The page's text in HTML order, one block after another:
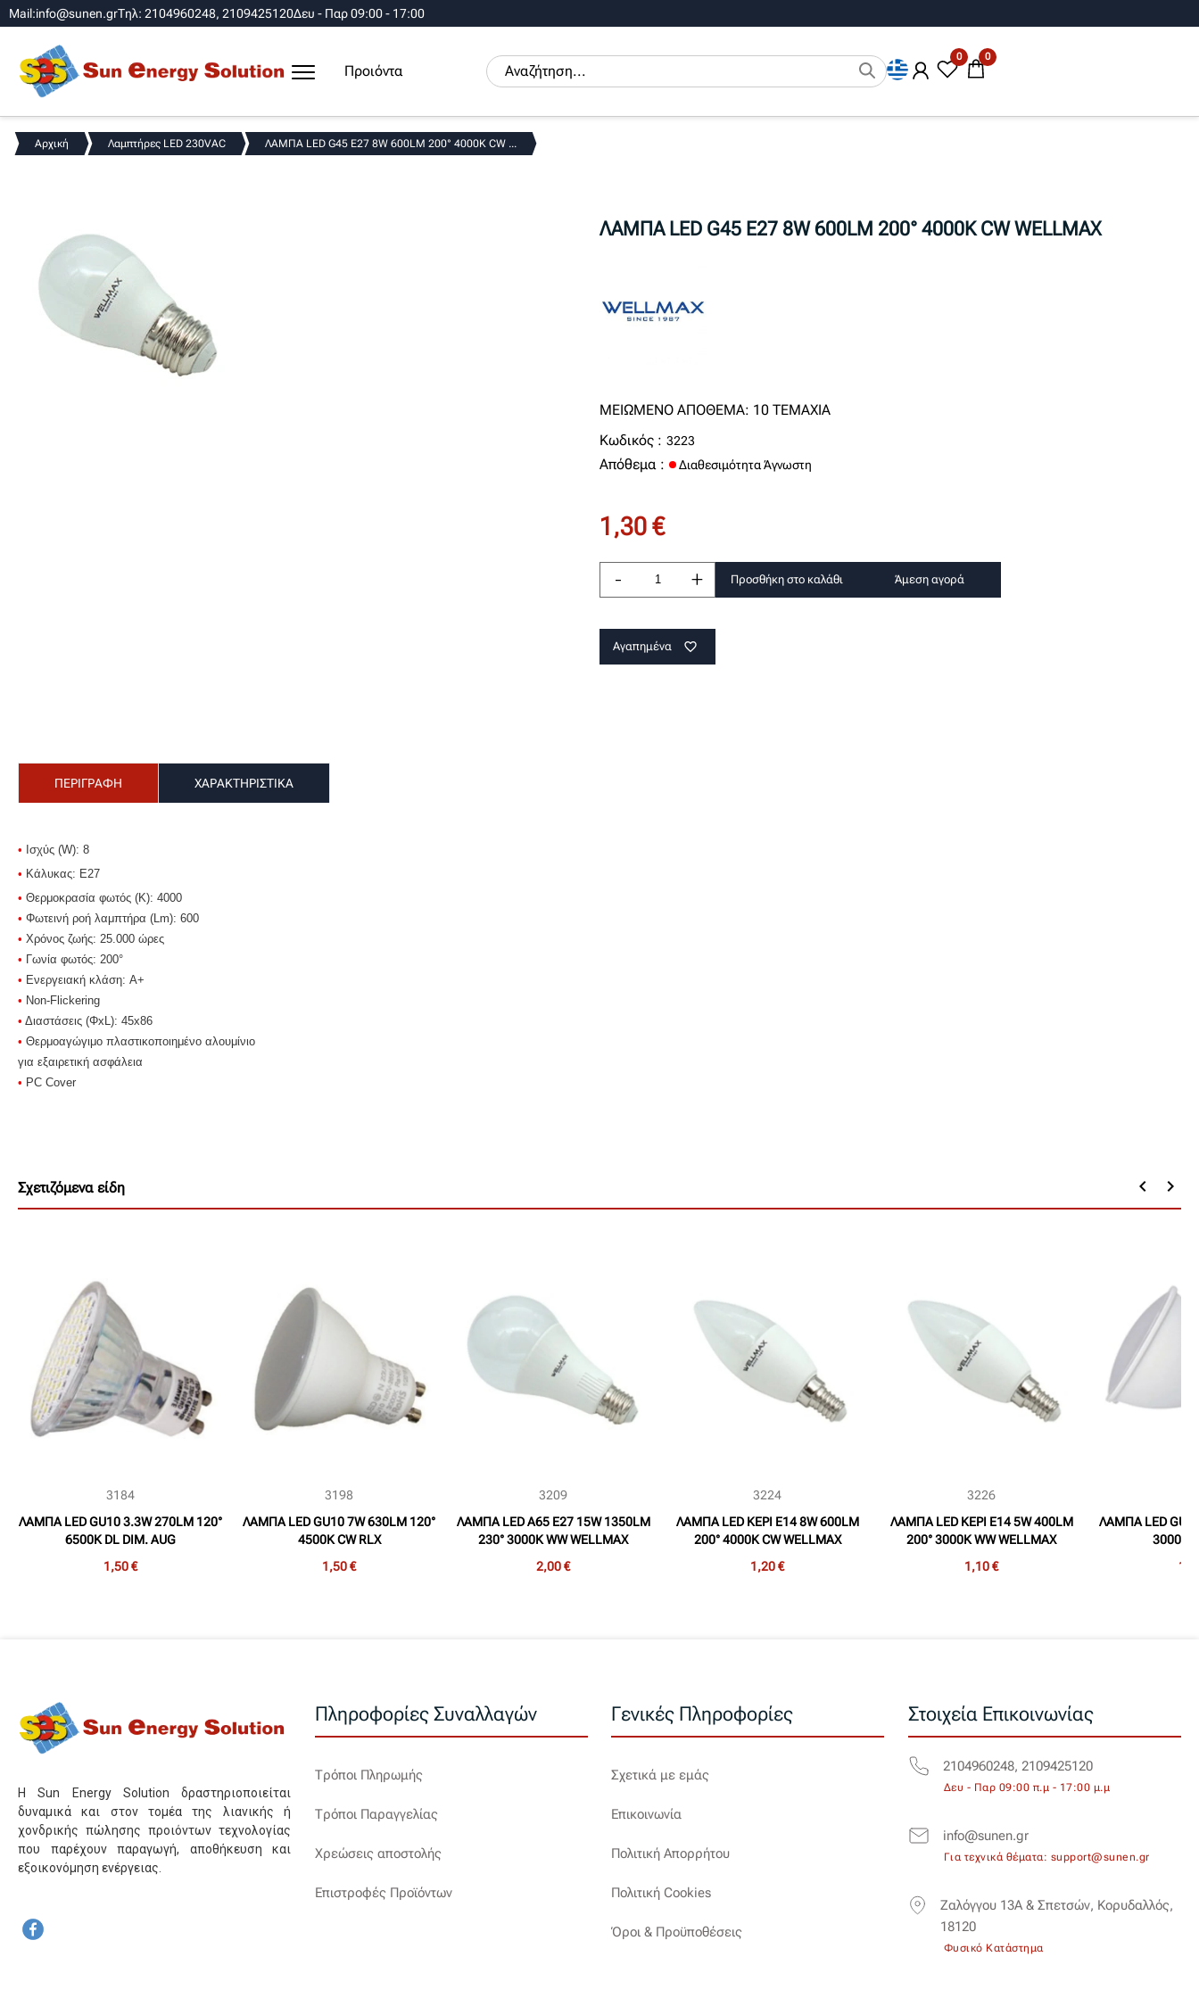
Mail:info@sunen.grΤηλ: 2104960248, 2109425120Δευ - Παρ 09:00 - 17:00
Προιόντα
0 0
Αρχική Λαμπτήρες LED 230VAC ΛΑΜΠΑ LED G45 E27 8W 600LM 200° 4000K CW ...
ΛΑΜΠΑ LED G45 E27 8W 600LM 200° 4000K CW WELLMAX
ΜΕΙΩΜΕΝΟ ΑΠΟΘΕΜΑ: 10 ΤΕΜΑΧΙΑ
Κωδικός : 3223
Απόθεμα : Διαθεσιμότητα Άγνωστη
1,30 €
- + Προσθήκη στο καλάθι Άμεση αγορά
Αγαπημένα favorite_border
ΠΕΡΙΓΡΑΦΗ ΧΑΡΑΚΤΗΡΙΣΤΙΚΑ
• Ισχύς (W): 8
• Κάλυκας: Ε27
• Θερμοκρασία φωτός (Κ): 4000
• Φωτεινή ροή λαμπτήρα (Lm): 600
• Χρόνος ζωής: 25.000 ώρες
• Γωνία φωτός: 200°
• Ενεργειακή κλάση: A+
• Non-Flickering
• Διαστάσεις (ΦxL): 45x86
• Θερμοαγώγιμο πλαστικοποιημένο αλουμίνιο
για εξαιρετική ασφάλεια
• PC Cover
Σχετιζόμενα είδη keyboard_arrow_left keyboard_arrow_right
3184
ΛΑΜΠΑ LED GU10 3.3W 270LM 120°
6500K DL DIM. AUG
1,50 €
3198
ΛΑΜΠΑ LED GU10 7W 630LM 120°
4500K CW RLX
1,50 €
3209
ΛΑΜΠΑ LED A65 E27 15W 1350LM
230° 3000Κ WW WELLMAX
2,00 €
3224
ΛΑΜΠΑ LED ΚΕΡΙ Ε14 8W 600LM
200° 4000K CW WELLMAX
1,20 €
3226
ΛΑΜΠΑ LED ΚΕΡΙ Ε14 5W 400LM
200° 3000K WW WELLMAX
1,10 €
ΛΑΜΠΑ LED
3000K
Η Sun Energy Solution δραστηριοποιείται
δυναμικά και στον τομέα της λιανικής ή
χονδρικής πώλησης προιόντων τεχνολογίας
που παρέχουν παραγωγή, αποθήκευση και
εξοικονόμηση ενέργειας.
Πληροφορίες Συναλλαγών
Τρόποι Πληρωμής
Τρόποι Παραγγελίας
Χρεώσεις αποστολής
Επιστροφές Προϊόντων
Γενικές Πληροφορίες
Σχετικά με εμάς
Επικοινωνία
Πολιτική Απορρήτου
Πολιτική Cookies
Όροι & Προϋποθέσεις
Στοιχεία Επικοινωνίας
2104960248, 2109425120
Δευ - Παρ 09:00 π.μ - 17:00 μ.μ
info@sunen.gr
Για τεχνικά θέματα: support@sunen.gr
Ζαλόγγου 13Α & Σπετσών, Κορυδαλλός,
18120
Φυσικό Κατάστημα